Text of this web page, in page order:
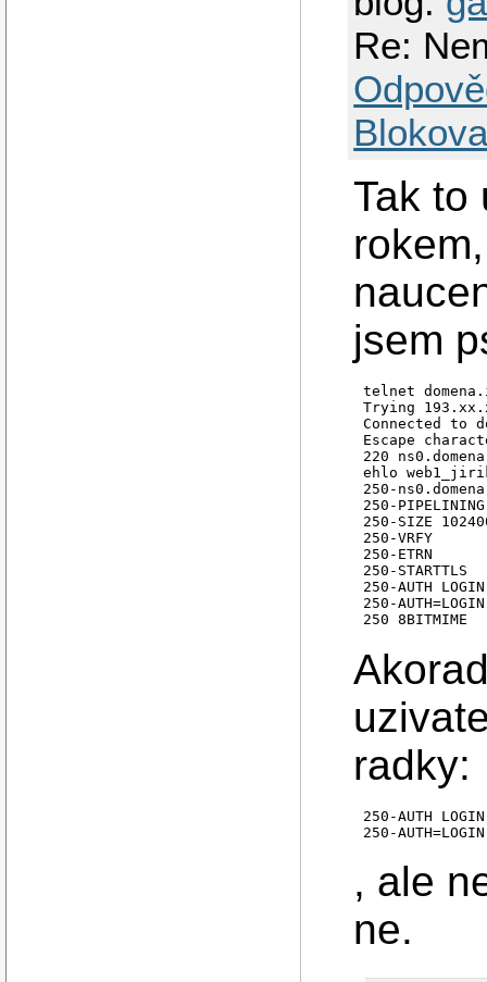
Re:
Tak to
jsem
telnet
Trying
Connected to
Escape
220
ehlo
250-
250-PIPELINING
250-SIZE
250-VRFY
250-ETRN
250-STARTTLS
250-AUTH
250-
radky:
250-AUTH
250-
, ale
ne.